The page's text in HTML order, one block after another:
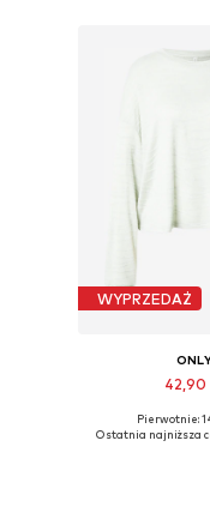
WYPRZEDAŻ
42,90
Dostępne
Pierwotnie:
Ostatnia najniższa